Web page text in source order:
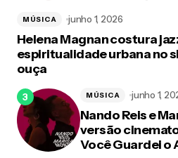
Helena Magnan costura
espiritualidade urbana no
ouça
MÚSICA junho 1, 2026
Nando Reis e
versão
Você Guardei o
MÚSICA junho 1,